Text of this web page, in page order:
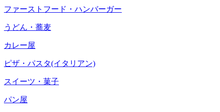
ファーストフード・ハンバーガー
うどん・蕎麦
カレー屋
ピザ・パスタ(イタリアン)
スイーツ・菓子
パン屋